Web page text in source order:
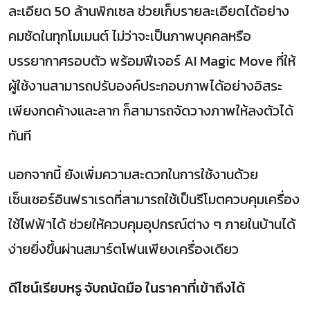
ละเอียด 50 ล้านพิกเซล ช่วยเก็บรายละเอียดได้อย่าง
คมชัดในทุกโมเมนต์ ไม่ว่าจะเป็นภาพบุคคลหรือ
บรรยากาศรอบตัว พร้อมฟีเจอร์ AI Magic Move ที่ให้
ผู้ใช้งานสามารถปรับองค์ประกอบภาพได้อย่างอิสระ
เพียงกดค้างและลาก ก็สามารถจัดวางภาพให้ลงตัวได้
ทันที
นอกจากนี้ ยังเพิ่มความสะดวกในการใช้งานด้วย
เซ็นเซอร์อินฟราเรดที่สามารถใช้เป็นรีโมตควบคุมเครื่อง
ใช้ไฟฟ้าได้ ช่วยให้ควบคุมอุปกรณ์ต่าง ๆ ภายในบ้านได้
ง่ายยิ่งขึ้นผ่านสมาร์ตโฟนเพียงเครื่องเดียว
ดีไซน์เรียบหรู จับถนัดมือ ในราคาที่เข้าถึงได้